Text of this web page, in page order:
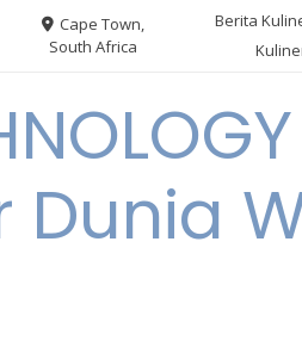
Cape Town,
South Africa
Berita
Dunia